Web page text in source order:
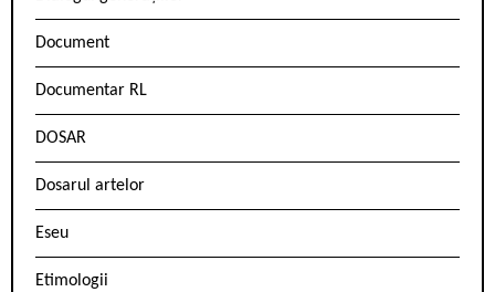
Document
Documentar RL
DOSAR
Dosarul artelor
Eseu
Etimologii